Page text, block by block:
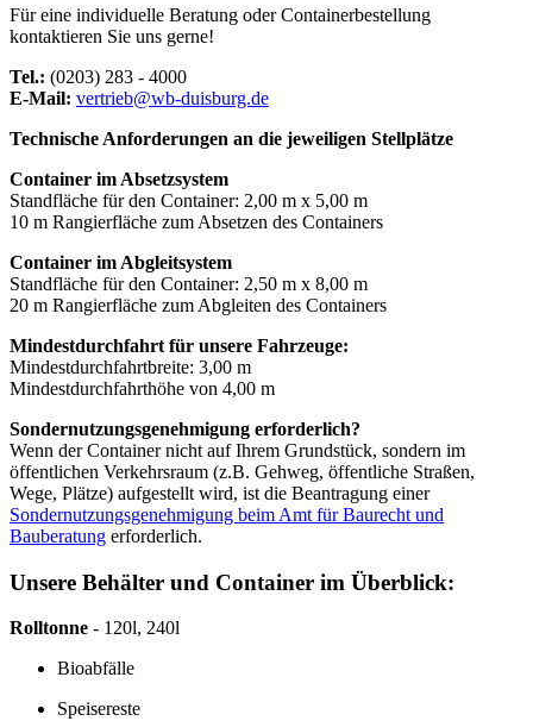
Für eine individuelle Beratung oder Containerbestellung
kontaktieren Sie uns gerne!
Tel.: (0203) 283 - 4000
E-Mail: vertrieb@wb-duisburg.de
Technische Anforderungen an die jeweiligen Stellplätze
Container im Absetzsystem
Standfläche für den Container: 2,00 m x 5,00 m
10 m Rangierfläche zum Absetzen des Containers
Container im Abgleitsystem
Standfläche für den Container: 2,50 m x 8,00 m
20 m Rangierfläche zum Abgleiten des Containers
Mindestdurchfahrt für unsere Fahrzeuge:
Mindestdurchfahrtbreite: 3,00 m
Mindestdurchfahrthöhe von 4,00 m
Sondernutzungsgenehmigung erforderlich?
Wenn der Container nicht auf Ihrem Grundstück, sondern im
öffentlichen Verkehrsraum (z.B. Gehweg, öffentliche Straßen,
Wege, Plätze) aufgestellt wird, ist die Beantragung einer
Sondernutzungsgenehmigung beim Amt für Baurecht und
Bauberatung erforderlich.
Unsere Behälter und Container im Überblick:
Rolltonne - 120l, 240l
Bioabfälle
Speisereste